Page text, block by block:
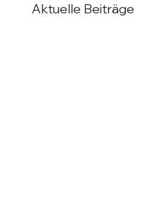
Aktuelle Beiträge